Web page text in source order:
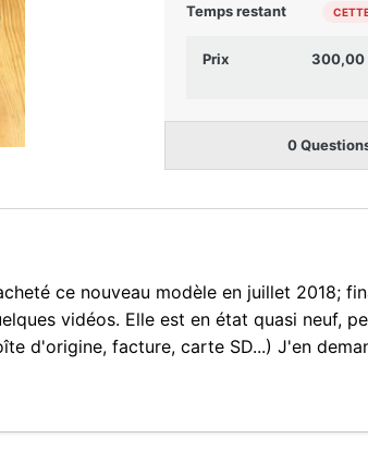
Temps restant
Prix 300,00
0
ce nouveau modèle en juillet 2018;
vidéos. Elle est en état quasi neuf,
d'origine, facture, carte SD...) J'en